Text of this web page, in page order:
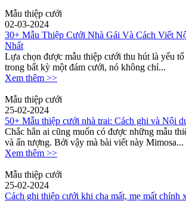
Mẫu thiệp cưới
02-03-2024
30+ Mẫu Thiệp Cưới Nhà Gái Và Cách Viết
Nhất
Lựa chọn được mẫu thiệp cưới thu hút là yếu
trong bất kỳ một đám cưới, nó không chỉ...
Xem thêm >>
Mẫu thiệp cưới
25-02-2024
50+ Mẫu thiệp cưới nhà trai: Cách ghi và Nội
Chắc hẳn ai cũng muốn có được những mẫu
và ấn tượng. Bởi vậy mà bài viết này Mimosa...
Xem thêm >>
Mẫu thiệp cưới
25-02-2024
Cách ghi thiệp cưới khi cha mất, mẹ mất chính